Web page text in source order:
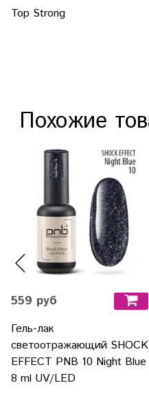
Top Strong
Похожие
559 руб
Гель-лак
светоотражающий SHOCK
EFFECT PNB 10 Night Blue
8 ml UV/LED